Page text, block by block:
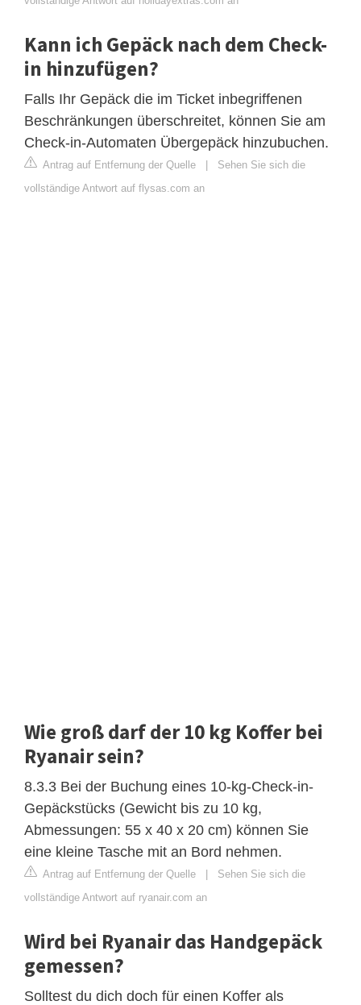
Kann ich Gepäck nach dem Check-
in hinzufügen?
Falls Ihr Gepäck die im Ticket inbegriffenen
Beschränkungen überschreitet, können Sie am
Check-in-Automaten Übergepäck hinzubuchen.
Antrag auf Entfernung der Quelle | Sehen Sie sich die
vollständige Antwort auf flysas.com an
Wie groß darf der 10 kg Koffer bei
Ryanair sein?
8.3.3 Bei der Buchung eines 10-kg-Check-in-
Gepäckstücks (Gewicht bis zu 10 kg,
Abmessungen: 55 x 40 x 20 cm) können Sie
eine kleine Tasche mit an Bord nehmen.
Antrag auf Entfernung der Quelle | Sehen Sie sich die
vollständige Antwort auf ryanair.com an
Wird bei Ryanair das Handgepäck
gemessen?
Solltest du dich doch für einen Koffer als